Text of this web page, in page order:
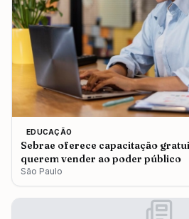
EDUCAÇÃO
Sebrae oferece capacitação
querem vender ao poder público
São Paulo